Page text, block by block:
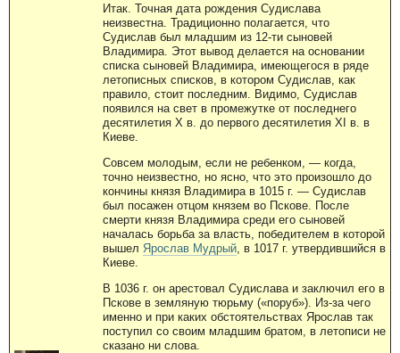
Итак. Точная дата рождения Судислава
неизвестна. Традиционно полагается, что
Судислав был младшим из 12-ти сыновей
Владимира. Этот вывод делается на основании
списка сыновей Владимира, имеющегося в ряде
летописных списков, в котором Судислав, как
правило, стоит последним. Видимо, Судислав
появился на свет в промежутке от последнего
десятилетия X в. до первого десятилетия XI в. в
Киеве.
Совсем молодым, если не ребенком, — когда,
точно неизвестно, но ясно, что это произошло до
кончины князя Владимира в 1015 г. — Судислав
был посажен отцом князем во Пскове. После
смерти князя Владимира среди его сыновей
началась борьба за власть, победителем в которой
вышел Ярослав Мудрый , в 1017 г. утвердившийся в
Киеве.
В 1036 г. он арестовал Судислава и заключил его в
Пскове в земляную тюрьму («поруб»). Из-за чего
именно и при каких обстоятельствах Ярослав так
поступил со своим младшим братом, в летописи не
сказано ни слова.